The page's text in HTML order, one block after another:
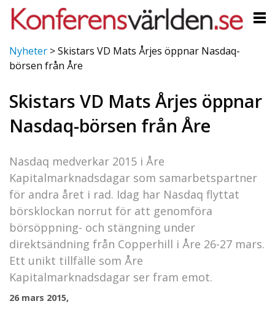
Nyheter >Skistars VD Mats Årjes öppnar Nasdaq-
börsen från Åre
Skistars VD Mats Årjes öppnar
Nasdaq-börsen från Åre
Nasdaq medverkar 2015 i Åre
Kapitalmarknadsdagar som samarbetspartner
för andra året i rad. Idag har Nasdaq flyttat
börsklockan norrut för att genomföra
börsöppning- och stängning under
direktsändning från Copperhill i Åre 26-27 mars.
Ett unikt tillfälle som Åre
Kapitalmarknadsdagar ser fram emot.
26 mars 2015,